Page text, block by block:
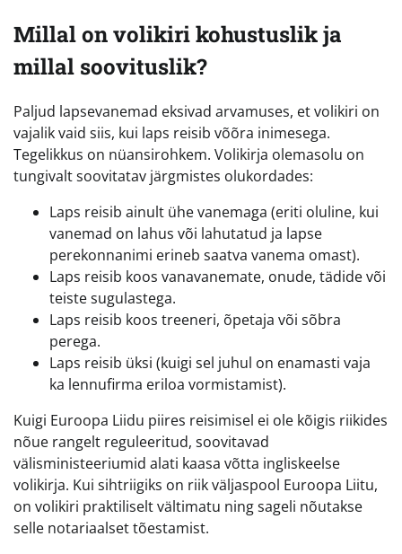
Millal on volikiri kohustuslik ja
millal soovituslik?
Paljud lapsevanemad eksivad arvamuses, et volikiri on
vajalik vaid siis, kui laps reisib võõra inimesega.
Tegelikkus on nüansirohkem. Volikirja olemasolu on
tungivalt soovitatav järgmistes olukordades:
Laps reisib ainult ühe vanemaga (eriti oluline, kui
vanemad on lahus või lahutatud ja lapse
perekonnanimi erineb saatva vanema omast).
Laps reisib koos vanavanemate, onude, tädide või
teiste sugulastega.
Laps reisib koos treeneri, õpetaja või sõbra
perega.
Laps reisib üksi (kuigi sel juhul on enamasti vaja
ka lennufirma eriloa vormistamist).
Kuigi Euroopa Liidu piires reisimisel ei ole kõigis riikides
nõue rangelt reguleeritud, soovitavad
välisministeeriumid alati kaasa võtta ingliskeelse
volikirja. Kui sihtriigiks on riik väljaspool Euroopa Liitu,
on volikiri praktiliselt vältimatu ning sageli nõutakse
selle notariaalset tõestamist.